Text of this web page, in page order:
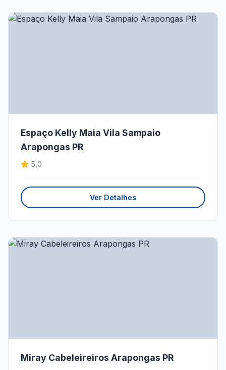
Espaço Kelly Maia Vila Sampaio
Arapongas PR
5,0
Ver Detalhes
Miray Cabeleireiros Arapongas PR